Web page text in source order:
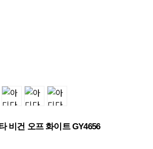
비건 오프 화이트 GY4656